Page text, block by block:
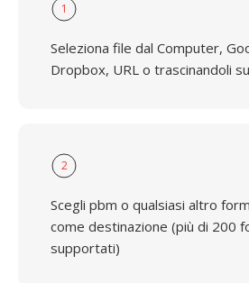
1
Seleziona file dal Computer,
Dropbox, URL o trascinandoli
2
Scegli pbm o qualsiasi altro
come destinazione (più di 200
supportati)